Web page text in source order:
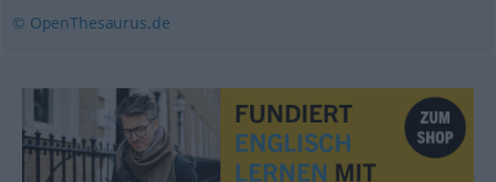
© OpenThesaurus.de